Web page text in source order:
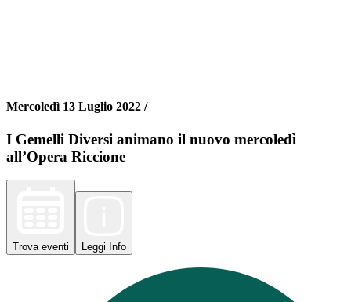
Mercoledì 13 Luglio 2022 /
I Gemelli Diversi animano il nuovo mercoledì
all’Opera Riccione
Trova eventi Leggi Info